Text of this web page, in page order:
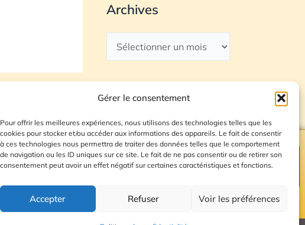
Gérer le consentement
Pour offrir les meilleures expériences, nous utilisons des technologies telles que les
cookies pour stocker et/ou accéder aux informations des appareils. Le fait de consentir
à ces technologies nous permettra de traiter des données telles que le comportement
de navigation ou les ID uniques sur ce site. Le fait de ne pas consentir ou de retirer son
consentement peut avoir un effet négatif sur certaines caractéristiques et fonctions.
Accepter Refuser Voir les préférences
Archives
Plan du site